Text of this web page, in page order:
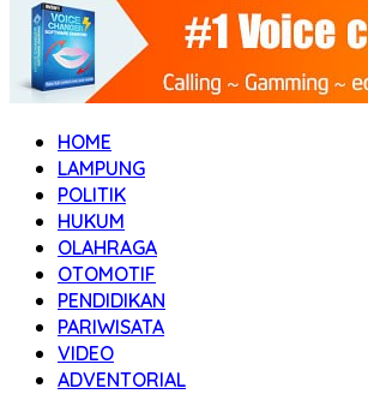
HOME
LAMPUNG
POLITIK
HUKUM
OLAHRAGA
OTOMOTIF
PENDIDIKAN
PARIWISATA
VIDEO
ADVENTORIAL